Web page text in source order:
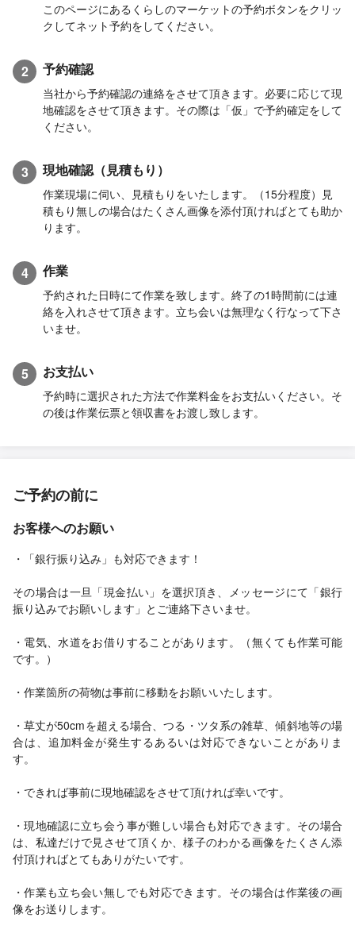
このページにあるくらしのマーケットの予約ボタンをクリッ
クしてネット予約をしてください。
2 予約確認
当社から予約確認の連絡をさせて頂きます。必要に応じて現
地確認をさせて頂きます。その際は「仮」で予約確定をして
ください。
3 現地確認（見積もり）
作業現場に伺い、見積もりをいたします。（15分程度）見
積もり無しの場合はたくさん画像を添付頂ければとても助か
ります。
4 作業
予約された日時にて作業を致します。終了の1時間前には連
絡を入れさせて頂きます。立ち会いは無理なく行なって下さ
いませ。
5 お支払い
予約時に選択された方法で作業料金をお支払いください。そ
の後は作業伝票と領収書をお渡し致します。
ご予約の前に
お客様へのお願い
・「銀行振り込み」も対応できます！
その場合は一旦「現金払い」を選択頂き、メッセージにて「銀行
振り込みでお願いします」とご連絡下さいませ。
・電気、水道をお借りすることがあります。（無くても作業可能
です。）
・作業箇所の荷物は事前に移動をお願いいたします。
・草丈が50cmを超える場合、つる・ツタ系の雑草、傾斜地等の場
合は、追加料金が発生するあるいは対応できないことがありま
す。
・できれば事前に現地確認をさせて頂ければ幸いです。
・現地確認に立ち会う事が難しい場合も対応できます。その場合
は、私達だけで見させて頂くか、様子のわかる画像をたくさん添
付頂ければとてもありがたいです。
・作業も立ち会い無しでも対応できます。その場合は作業後の画
像をお送りします。